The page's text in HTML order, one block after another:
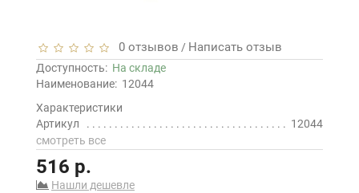
0 отзывов / Написать отзыв
Доступность: На складе
Наименование: 12044
Характеристики
Артикул
12044
смотреть все
516 р.
Нашли дешевле